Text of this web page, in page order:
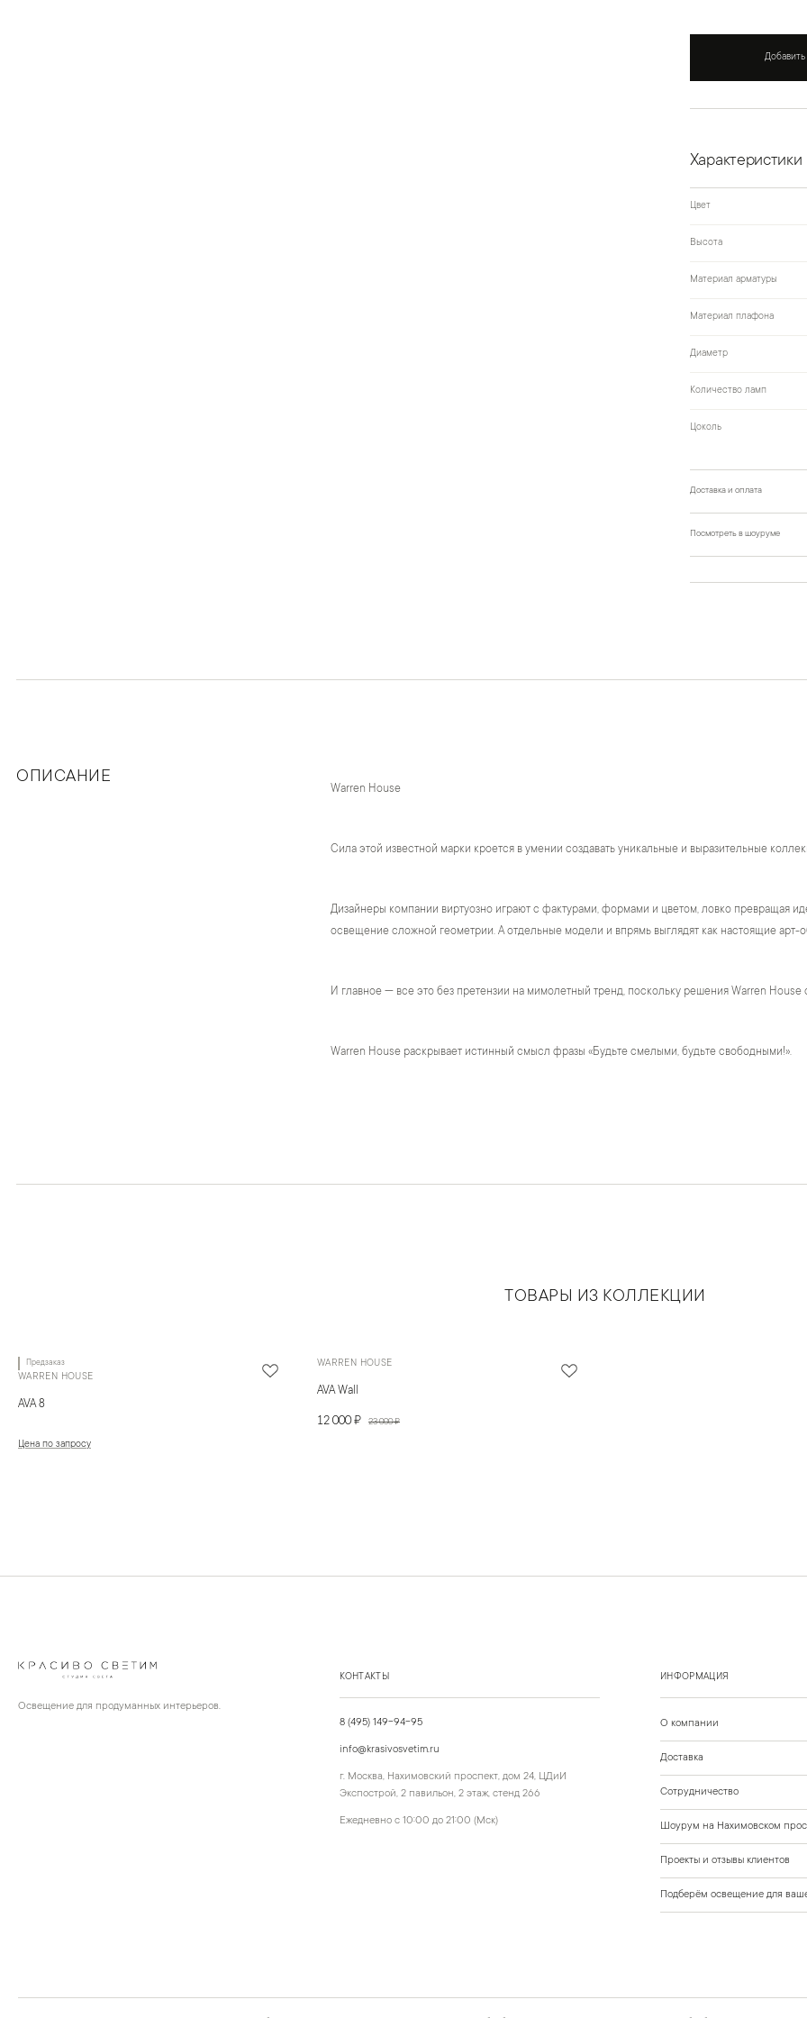
Характеристики
Цвет
Высота
Материал арматуры
Материал плафона
Диаметр
Количество ламп
Цоколь
Доставка и оплата
Посмотреть в шоуруме
ОПИСАНИЕ
Warren House
Сила этой известной марки кроется в умении создавать уникальные и выразительные
Дизайнеры компании виртуозно играют с фактурами, формами и цветом, ловко превращая
освещение сложной геометрии. А отдельные модели и впрямь выглядят как настоящие арт-
И главное — все это без претензии на мимолетный тренд, поскольку решения Warren
Warren House раскрывает истинный смысл фразы «Будьте смелыми, будьте свободными!».
ТОВАРЫ ИЗ КОЛЛЕКЦИИ
Предзаказ
WARREN HOUSE
AVA 8
Цена по запросу
WARREN HOUSE
AVA Wall
12 000 ₽ 23 000 ₽
Освещение для продуманных интерьеров.
КОНТАКТЫ
8 (495) 149-94-95
info@krasivosvetim.ru
г. Москва, Нахимовский проспект, дом 24, ЦДиИ
Экспострой, 2 павильон, 2 этаж, стенд 266
Ежедневно с 10:00 до 21:00 (Мск)
ИНФОРМАЦИЯ
О компании
Доставка
Сотрудничество
Шоурум на Нахимовском
Проекты и отзывы клиентов
Подберём освещение для